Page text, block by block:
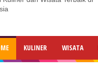
KULINER WISATA